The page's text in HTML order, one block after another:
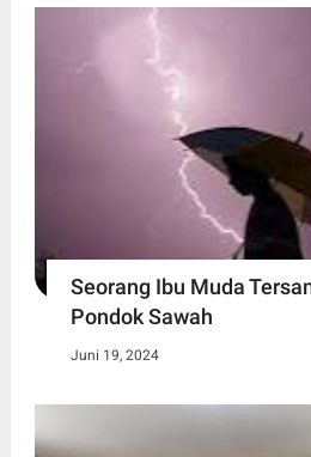
Seorang Ibu Muda
Pondok Sawah
Juni 19, 2024